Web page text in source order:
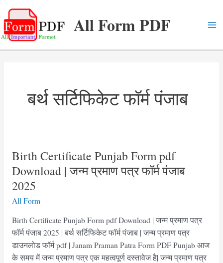
to
content
All Form PDF
बर्थ सर्टिफिकेट फॉर्म पंजाब
Birth Certificate Punjab Form pdf
Download | जन्म प्रमाण पत्र फॉर्म पंजाब
2025
All Form
Birth Certificate Punjab Form pdf Download | जन्म प्रमाण पत्र
फॉर्म पंजाब 2025 | बर्थ सर्टिफिकेट फॉर्म पंजाब | जन्म प्रमाण पत्र
डाउनलोड फॉर्म pdf | Janam Praman Patra Form PDF Punjab आज
के समय में जन्म प्रमाण पत्र एक महत्वपूर्ण दस्तावेज है| जन्म प्रमाण पत्र